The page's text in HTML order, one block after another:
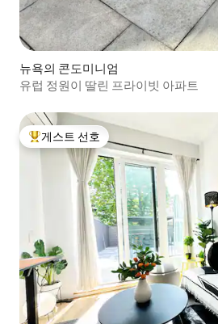
뉴욕의 콘도미니엄
유럽 정원이 딸린 프라이빗 아파트
상위 게스트 선호
게스트 선호